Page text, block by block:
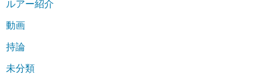
ルアー紹介
動画
持論
未分類